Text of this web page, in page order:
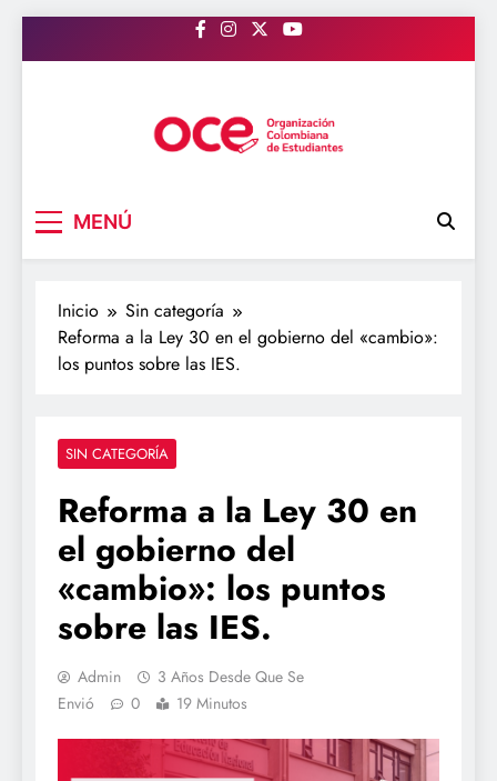
al
MENÚ
Inicio
Sin categoría
Reforma a la Ley 30 en el gobierno del «cambio»:
los puntos sobre las IES.
SIN CATEGORÍA
Reforma a la Ley 30 en
el gobierno del
«cambio»: los puntos
sobre las IES.
Admin
3 Años Desde Que Se
Envió
0 19 Minutos